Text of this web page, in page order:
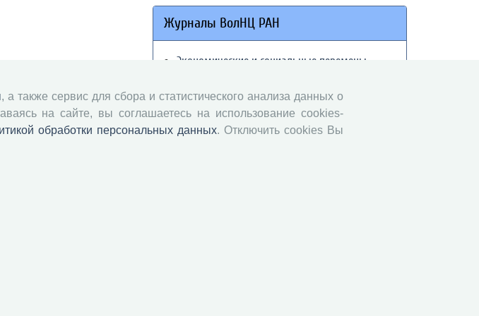
Журналы ВолНЦ РАН
Экономические и социальные перемены
Вопросы территориального развития
Социальное пространство
Юный экономист
, а также сервис для сбора и статистического анализа данных о
на сайте, вы соглашаетесь на использование cookies-
обработки персональных данных. Отключить cookies Вы